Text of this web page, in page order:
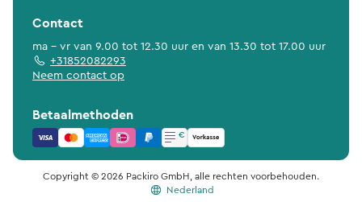
Contact
ma - vr van 9.00 tot 12.30 uur en van 13.30 tot 17.00 uur
+31852082293
Neem contact op
Betaalmethoden
Copyright © 2026 Packiro GmbH, alle rechten voorbehouden.
Nederland